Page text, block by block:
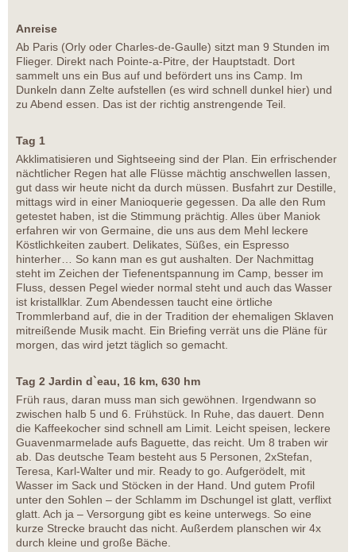
Anreise
Ab Paris (Orly oder Charles-de-Gaulle) sitzt man 9 Stunden im
Flieger. Direkt nach Pointe-a-Pitre, der Hauptstadt. Dort
sammelt uns ein Bus auf und befördert uns ins Camp. Im
Dunkeln dann Zelte aufstellen (es wird schnell dunkel hier) und
zu Abend essen. Das ist der richtig anstrengende Teil.
Tag 1
Akklimatisieren und Sightseeing sind der Plan. Ein erfrischender
nächtlicher Regen hat alle Flüsse mächtig anschwellen lassen,
gut dass wir heute nicht da durch müssen. Busfahrt zur Destille,
mittags wird in einer Manioquerie gegessen. Da alle den Rum
getestet haben, ist die Stimmung prächtig. Alles über Maniok
erfahren wir von Germaine, die uns aus dem Mehl leckere
Köstlichkeiten zaubert. Delikates, Süßes, ein Espresso
hinterher… So kann man es gut aushalten. Der Nachmittag
steht im Zeichen der Tiefenentspannung im Camp, besser im
Fluss, dessen Pegel wieder normal steht und auch das Wasser
ist kristallklar. Zum Abendessen taucht eine örtliche
Trommlerband auf, die in der Tradition der ehemaligen Sklaven
mitreißende Musik macht. Ein Briefing verrät uns die Pläne für
morgen, das wird jetzt täglich so gemacht.
Tag 2 Jardin d`eau, 16 km, 630 hm
Früh raus, daran muss man sich gewöhnen. Irgendwann so
zwischen halb 5 und 6. Frühstück. In Ruhe, das dauert. Denn
die Kaffeekocher sind schnell am Limit. Leicht speisen, leckere
Guavenmarmelade aufs Baguette, das reicht. Um 8 traben wir
ab. Das deutsche Team besteht aus 5 Personen, 2xStefan,
Teresa, Karl-Walter und mir. Ready to go. Aufgerödelt, mit
Wasser im Sack und Stöcken in der Hand. Und gutem Profil
unter den Sohlen – der Schlamm im Dschungel ist glatt, verflixt
glatt. Ach ja – Versorgung gibt es keine unterwegs. So eine
kurze Strecke braucht das nicht. Außerdem planschen wir 4x
durch kleine und große Bäche.